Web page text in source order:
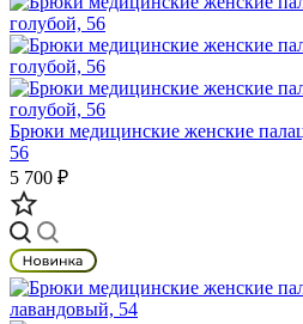
Брюки медицинские женские
56
5 700 ₽